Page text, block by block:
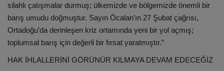
silahlı çatışmalar durmuş; ülkemizde ve bölgemizde önemli bir
barış umudu doğmuştur. Sayın Öcalan’ın 27 Şubat çağrısı,
Ortadoğu’da derinleşen kriz ortamında yeni bir yol açmış;
toplumsal barış için değerli bir fırsat yaratmıştır.”
HAK İHLALLERİNİ GÖRÜNÜR KILMAYA DEVAM EDECEĞİZ